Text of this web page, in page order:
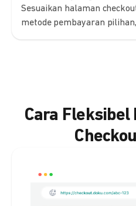
Sesuaikan halaman
metode pembayaran
Cara Fleksibel